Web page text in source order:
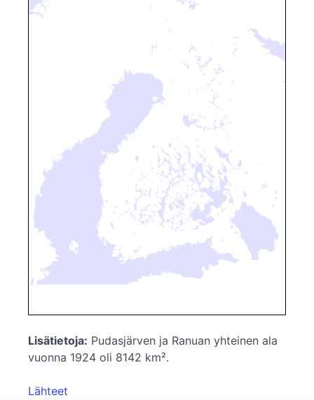
Lisätietoja: Pudasjärven ja Ranuan yhteinen ala
vuonna 1924 oli 8142 km².
Lähteet